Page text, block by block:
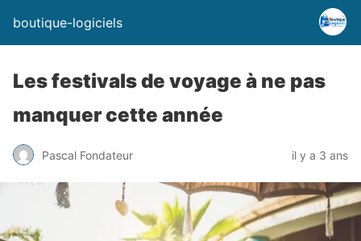
boutique-logiciels
Les festivals de voyage à ne pas
manquer cette année
Pascal Fondateur il y a 3 ans